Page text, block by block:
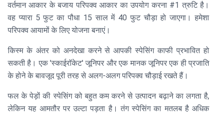
वर्तमान आकार के बजाय परिपक्व आकार का उपयोग करना #1 त्रुटि है।
वह प्यारा 5 फुट का पौधा 15 साल में 40 फुट चौड़ा हो जाएगा। हमेशा
परिपक्व आयामों के लिए योजना बनाएं।
किस्म के अंतर को अनदेखा करने से आपकी स्पेसिंग काफी प्रभावित हो
सकती है। एक 'स्काईरॉकेट' जूनिपर और एक मानक जूनिपर एक ही प्रजाति
के होने के बावजूद पूरी तरह से अलग-अलग परिपक्व चौड़ाई रखते हैं।
फल के पेड़ों की स्पेसिंग को बहुत कम करने से उत्पादन बढ़ाने का लगता है,
लेकिन यह आमतौर पर उल्टा पड़ता है। तंग स्पेसिंग का मतलब है अधिक